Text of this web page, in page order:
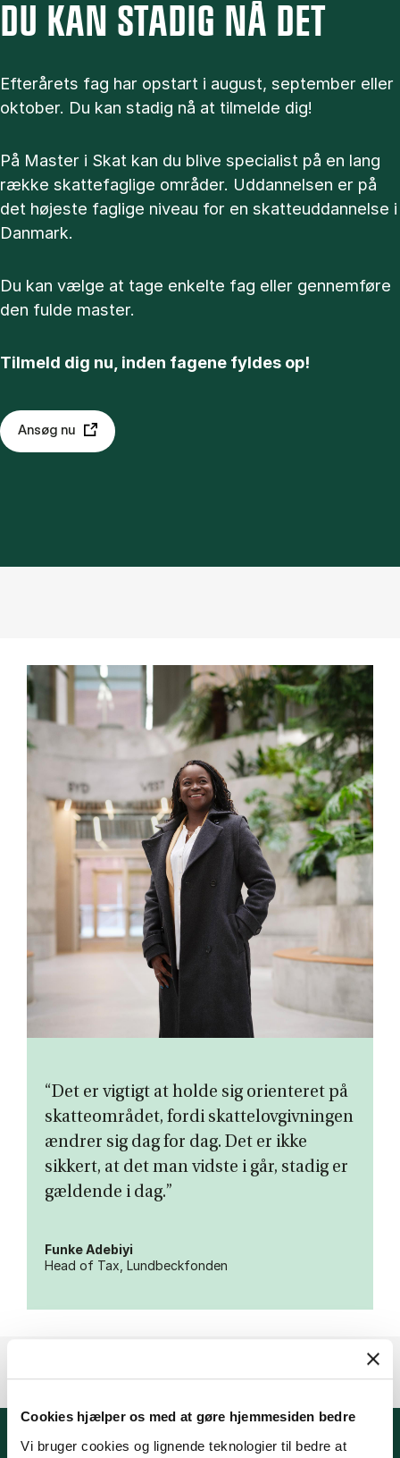
Cookies hjælper os med at gøre hjemmesiden bedre
Vi bruger cookies og lignende teknologier til bedre at
DU KAN STADIG NÅ DET
Efterårets fag har opstart i august, september eller
oktober. Du kan stadig nå at tilmelde dig!
På Master i Skat kan du blive specialist på en lang
række skattefaglige områder. Uddannelsen er på
det højeste faglige niveau for en skatteuddannelse i
Danmark.
Du kan vælge at tage enkelte fag eller gennemføre
den fulde master.
Tilmeld dig nu, inden fagene fyldes op!
Ansøg nu
“Det er vigtigt at holde sig orienteret på
skatteområdet, fordi skattelovgivningen
ændrer sig dag for dag. Det er ikke
sikkert, at det man vidste i går, stadig er
gældende i dag.”
Funke Adebiyi
Head of Tax, Lundbeckfonden